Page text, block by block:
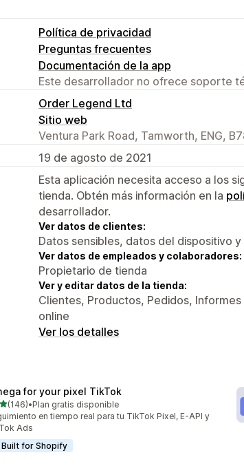
Política de privacidad
Preguntas frecuentes
Documentación de la app
Este desarrollador no ofrece soporte
Order Legend Ltd
Sitio web
Ventura Park Road, Tamworth, ENG,
19 de agosto de 2021
Esta aplicación necesita acceso a los
tienda. Obtén más información en la
desarrollador.
Ver datos de clientes:
Datos sensibles, datos del dispositivo
Ver datos de empleados y colaboradores:
Propietario de tienda
Ver y editar datos de la tienda:
Clientes, Productos, Pedidos,
online
Ver los detalles
for your pixel TikTok
de 5 estrellas
(146)
reseñas en total
•Plan gratis disponible
en tiempo real para tu TikTok Pixel, E-API y
Ads
Built for Shopify